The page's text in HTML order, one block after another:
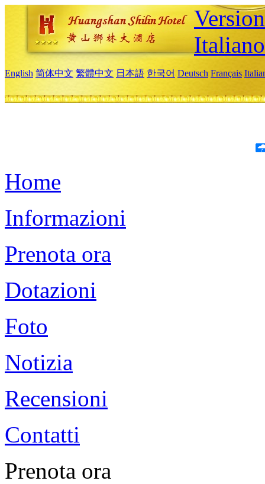
Italiano
English 简体中文 繁體中文 日本語 한국어 Deutsch Français
Home
Informazioni
Prenota ora
Dotazioni
Foto
Notizia
Recensioni
Contatti
Prenota ora